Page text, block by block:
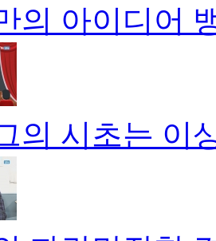
의 아이디어
의 시초는 이